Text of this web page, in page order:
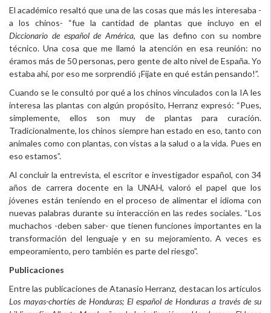
El académico resaltó que una de las cosas que más les interesaba -
a los chinos- “fue la cantidad de plantas que incluyo en el
Diccionario de español de América, que las defino con su nombre
técnico. Una cosa que me llamó la atención en esa reunión: no
éramos más de 50 personas, pero gente de alto nivel de España. Yo
estaba ahí, por eso me sorprendió ¡Fíjate en qué están pensando!”.
Cuando se le consultó por qué a los chinos vinculados con la IA les
interesa las plantas con algún propósito, Herranz expresó: “Pues,
simplemente, ellos son muy de plantas para curación.
Tradicionalmente, los chinos siempre han estado en eso, tanto con
animales como con plantas, con vistas a la salud o a la vida. Pues en
eso estamos”.
Al concluir la entrevista, el escritor e investigador español, con 34
años de carrera docente en la UNAH, valoró el papel que los
jóvenes están teniendo en el proceso de alimentar el idioma con
nuevas palabras durante su interacción en las redes sociales. “Los
muchachos -deben saber- que tienen funciones importantes en la
transformación del lenguaje y en su mejoramiento. A veces es
empeoramiento, pero también es parte del riesgo”.
Publicaciones
Entre las publicaciones de Atanasio Herranz, destacan los artículos
Los mayas-chortíes de Honduras; El español de Honduras a través de su